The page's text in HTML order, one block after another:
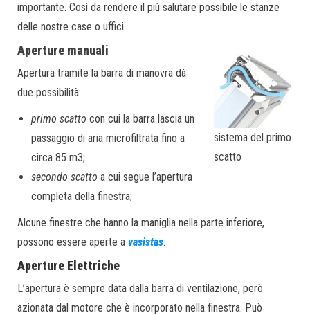
importante. Così da rendere il più salutare possibile le stanze
delle nostre case o uffici.
sistema del primo
scatto
Aperture manuali
Apertura tramite la barra di manovra dà
due possibilità:
primo scatto con cui la barra lascia un
passaggio di aria microfiltrata fino a
circa 85 m3;
secondo scatto a cui segue l’apertura
completa della finestra;
Alcune finestre che hanno la maniglia nella parte inferiore,
possono essere aperte a vasistas.
Aperture Elettriche
L’apertura è sempre data dalla barra di ventilazione, però
azionata dal motore che è incorporato nella finestra. Può